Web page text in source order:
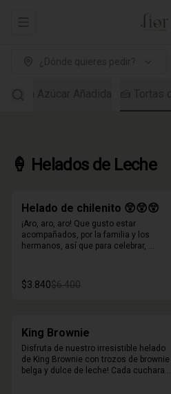
Abrir menu de navegación
¿Dónde quieres pedir?
🍦 Helados de Leche
Helado de chilenito 😲😲😲
¡Aro, aro, aro! Que gusto estar
acompañados, por la familia y los
hermanos, así que para celebrar,
$3.840$6.400
King Brownie
Disfruta de nuestro irresistible helado
de King Brownie con trozos de brownie
belga y dulce de leche! Cada cucharada